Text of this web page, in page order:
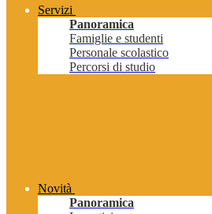
Servizi
Panoramica
Famiglie e studenti
Personale scolastico
Percorsi di studio
Novità
Panoramica